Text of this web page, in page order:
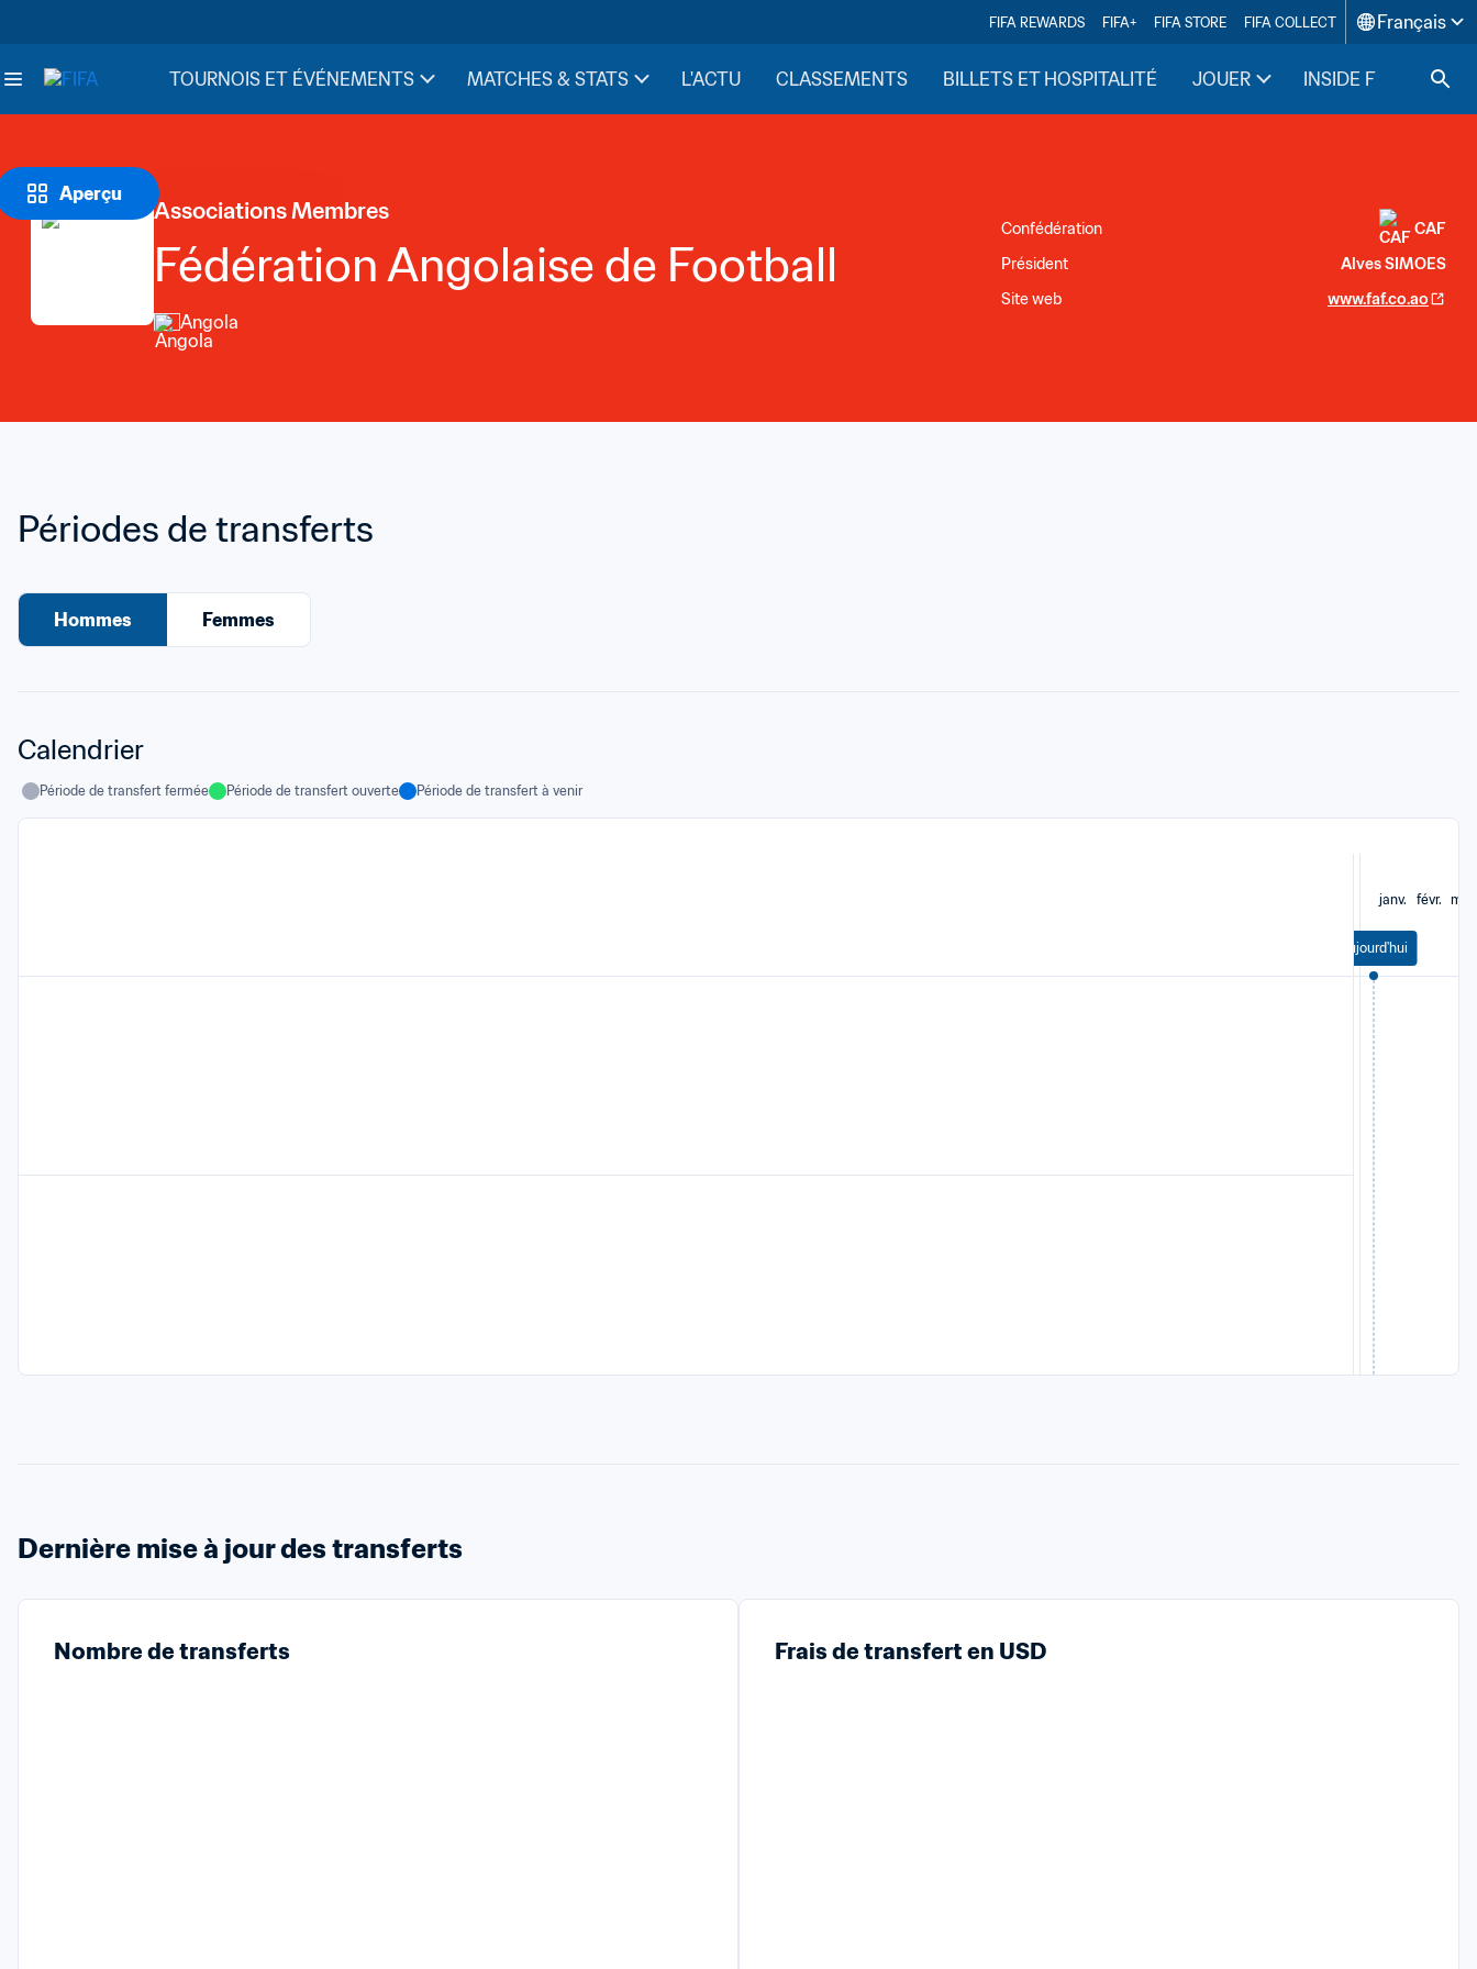
FIFA REWARDS FIFA+ FIFA STORE FIFA COLLECT Français
TOURNOIS ET ÉVÉNEMENTS MATCHES & STATS L'ACTU CLASSEMENTS BILLETS ET HOSPITALITÉ JOUER INSIDE FIFA
Aperçu
Associations Membres
Fédération Angolaise de Football
Angola
Confédération
CAF
Président
Alves SIMOES
Site web
www.faf.co.ao
Périodes de transferts
Hommes Femmes
Calendrier
Période de transfert fermée Période de transfert ouverte Période de transfert à venir
janv. févr.
Aujourd'hui
Dernière mise à jour des transferts
Nombre de transferts Frais de transfert en USD